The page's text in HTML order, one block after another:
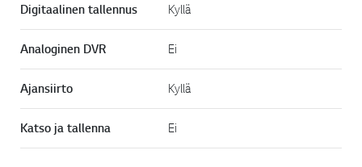
Digitaalinen tallennus Kyllä
Analoginen DVR Ei
Ajansiirto Kyllä
Katso ja tallenna Ei